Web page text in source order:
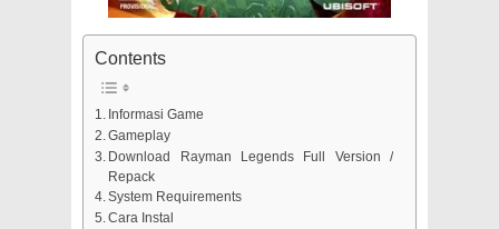
Contents
Informasi Game
Gameplay
Download Rayman Legends Full Version /
Repack
System Requirements
Cara Instal